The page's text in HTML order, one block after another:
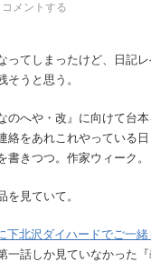
コメントする
ってしまったけど、日記
そうと思う。
のへや・改』に向けて台
絡をあれこれやっている
書きつつ。作家ウィーク。
を見ていて。
下北沢ダイハードでご一
一話しか見ていなかった『